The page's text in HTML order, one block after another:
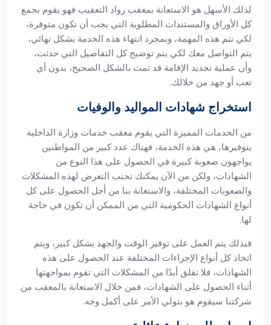
لذلك الأسهل هو الاستعانة بمعقب رواد التعقيب فهو يقوم بجمع
كل الأوراق والمستندات المطلوبة التي يجب أن تكون متوفرة،
لكي تتم هذه المهمة، وبمجرد انتهاء هذه الخدمة بشكل نهائي،
يتم التواصل معك لكي يتم توضيح كل التفاصيل التي حدثت،
وأن عملية تجديد الإقامة قد تمت بالشكل الصحيح، بدون أي
تعب أو جهد من خلالك.
استخراج شهادات المواليد والوفيات
من الخدمات المميزة التي يقوم معقب خدمات وزارة الداخلية
بتوفيرها، هي هذه الخدمة، فهناك عدد كبير من المواطنين
يواجهون صعوبة كبيرة في الحصول على هذا النوع من
الشهادات، ولكن من الآن يمكنك تجنب التعرض لهذه المشكلات
والصعوبات المختلفة، والاستعانة بنا من أجل الحصول على كل
أنواع الشهادات الحكومية التي من الممكن أن تكون في حاجة
لها.
فبذلك يتم العمل على توفير الوقت والجهد بشكل كبير، ويتم
اتخاذ كل أنواع الإجراءات المختلفة عند الحصول على هذه
الشهادات، فلا تقلق أبدًا من المشكلات التي تقوم بمواجهتها
أثناء الحصول على الشهادات، فمن خلال الاستعانة بالمعقب من
شركتنا سيقوم هو بتولي الأمر على أكمل وجه.